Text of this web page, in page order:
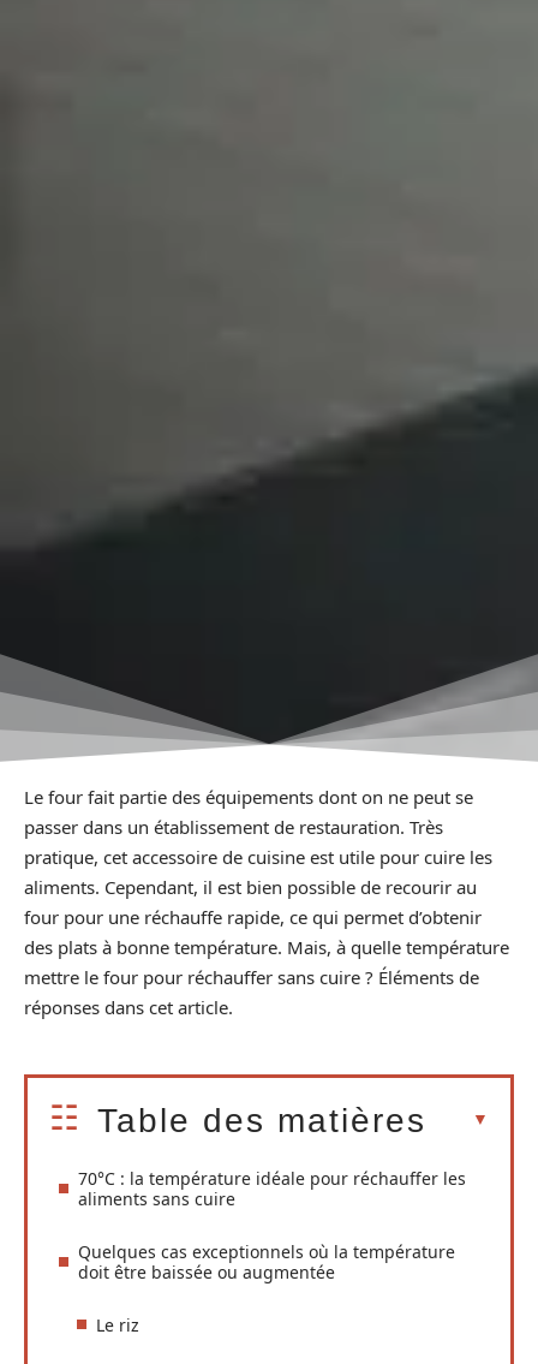
Le four fait partie des équipements dont on ne peut se
passer dans un établissement de restauration. Très
pratique, cet accessoire de cuisine est utile pour cuire les
aliments. Cependant, il est bien possible de recourir au
four pour une réchauffe rapide, ce qui permet d’obtenir
des plats à bonne température. Mais, à quelle température
mettre le four pour réchauffer sans cuire ? Éléments de
réponses dans cet article.
Table des matières
70°C : la température idéale pour réchauffer les
aliments sans cuire
Quelques cas exceptionnels où la température
doit être baissée ou augmentée
Le riz